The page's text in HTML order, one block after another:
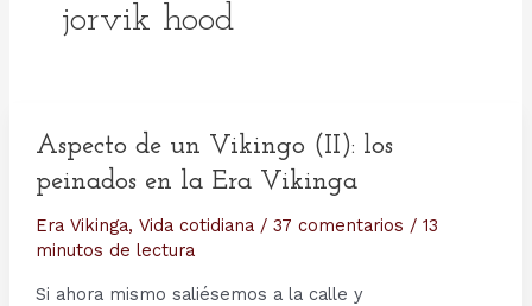
jorvik hood
Aspecto de un Vikingo (II): los
peinados en la Era Vikinga
Era Vikinga, Vida cotidiana/ 37 comentarios / 13
minutos de lectura
Si ahora mismo saliésemos a la calle y